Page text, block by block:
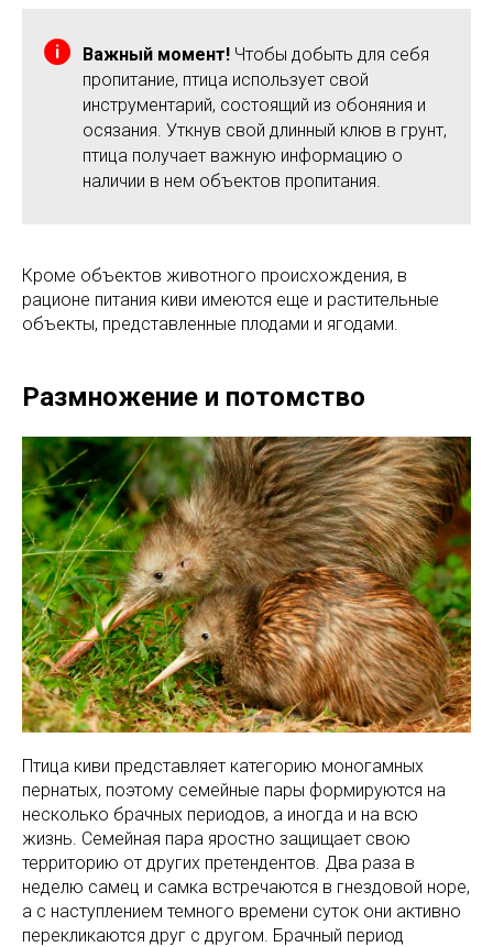
Важный момент! Чтобы добыть для себя
пропитание, птица использует свой
инструментарий, состоящий из обоняния и
осязания. Уткнув свой длинный клюв в грунт,
птица получает важную информацию о
наличии в нем объектов пропитания.
Кроме объектов животного происхождения, в
рационе питания киви имеются еще и растительные
объекты, представленные плодами и ягодами.
Размножение и потомство
Птица киви представляет категорию моногамных
пернатых, поэтому семейные пары формируются на
несколько брачных периодов, а иногда и на всю
жизнь. Семейная пара яростно защищает свою
территорию от других претендентов. Два раза в
неделю самец и самка встречаются в гнездовой норе,
а с наступлением темного времени суток они активно
перекликаются друг с другом. Брачный период